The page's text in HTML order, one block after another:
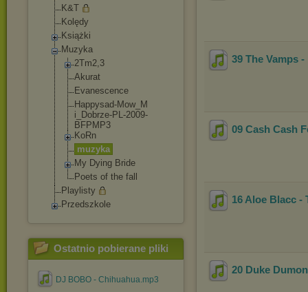
K&T
Kolędy
Książki
Muzyka
2Tm2,3
Akurat
Evanescence
Happysad-Mow_M
i_Dobrze-PL-2009-
BFPMP3
KoRn
muzyka
My Dying Bride
Poets of the fall
Playlisty
Przedszkole
Ostatnio pobierane pliki
DJ BOBO - Chihuahua.mp3
39 The Vamps
09 Cash Cash
16 Aloe Blacc -
20 Duke